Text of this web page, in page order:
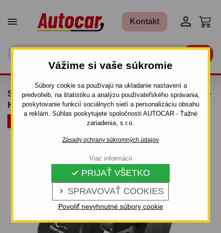
Vážime si vaše súkromie
Súbory cookie sa používajú na ukladanie nastavení a
predvolieb, na štatistiku a analýzu používateľského správania,
poskytovanie funkcií sociálnych sietí a personalizáciu obsahu
a reklám. Súhlas poskytujete spoločnosti AUTOCAR - Ťažné
zariadenia, s.r.o.
Zásady ochrany súkromných údajov
 SPRAVOVAŤ COOKIES
 PRIJAŤ VŠETKO
Povoliť nevyhnutné súbory cookie
Viac informácií
 Kontakt 
STREŠNÝ NOSIČ GREEN VALLEY - AURILIS -
KOVOVÝ